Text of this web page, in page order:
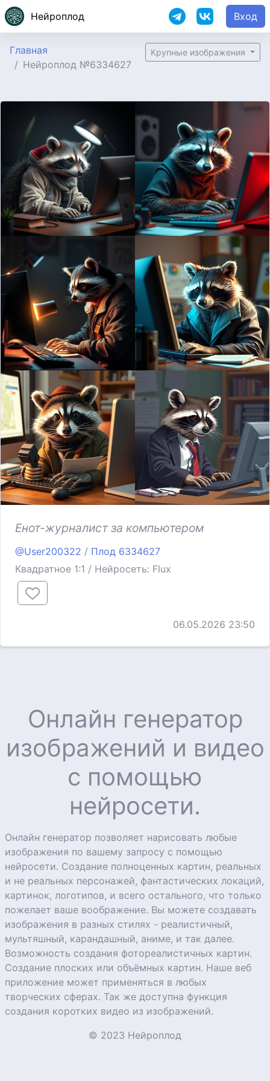
Нейроплод Вход
Главная
Нейроплод №6334627
Крупные изображения
Енот-журналист за компьютером
@User200322 / Плод 6334627
Квадратное 1:1 / Нейросеть: Flux
06.05.2026 23:50
Онлайн генератор
изображений и видео
с помощью
нейросети.
Онлайн генератор позволяет нарисовать любые
изображения по вашему запросу с помощью
нейросети. Создание полноценных картин, реальных
и не реальных персонажей, фантастических локаций,
картинок, логотипов, и всего остального, что только
пожелает ваше воображение. Вы можете создавать
изображения в разных стилях - реалистичный,
мультяшный, карандашный, аниме, и так далее.
Возможность создания фотореалистичных картин.
Создание плоских или объёмных картин. Наше веб
приложение может применяться в любых
творческих сферах. Так же доступна функция
создания коротких видео из изображений.
© 2023 Нейроплод